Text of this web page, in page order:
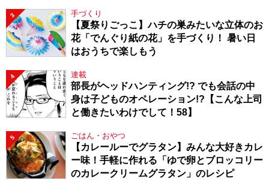
3 手づくり
【夏祭りごっこ】ハチの巣みたいな立体のお
花「でんぐり紙の花」を手づくり！ 暑い日
はおうちで楽しもう
4 連載
部長がヘッドハンティング!? でも会話の中
身は子どものオペレーション!?【こんな上司
と働きたいわけでして！58】
5 ごはん・おやつ
【カレールーでグラタン】みんな大好きカレ
ー味！手軽に作れる「ゆで卵とブロッコリー
のカレークリームグラタン」のレシピ